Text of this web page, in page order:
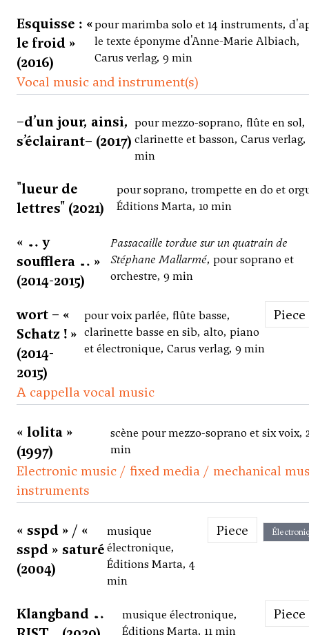
Esquisse : «
le froid »
(2016)
pour marimba solo et 14 instruments,
le texte éponyme d'Anne-Marie Albiach,
Carus verlag, 9 min
Vocal music and instrument(s)
–d’un jour, ainsi,
s’éclairant– (2017)
pour mezzo-soprano, flûte en sol,
clarinette et basson, Carus verlag,
min
"lueur de
lettres" (2021)
pour soprano, trompette en do et
Éditions Marta, 10 min
« … y
soufflera … »
(2014-2015)
Passacaille tordue sur un quatrain de
Stéphane Mallarmé, pour soprano et
orchestre, 9 min
wort – «
Schatz ! »
(2014-
2015)
pour voix parlée, flûte basse,
clarinette basse en sib, alto, piano
et électronique, Carus verlag, 9 min
Piece
A cappella vocal music
« lolita »
(1997)
scène pour mezzo-soprano et six voix,
min
Electronic music / fixed media / mechanical
instruments
« sspd » / «
sspd » saturé
(2004)
musique
électronique,
Éditions Marta, 4
min
Piece
Klangband …
musique électronique,
Éditions Marta, 11 min
Piece